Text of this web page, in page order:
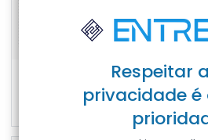
NEON LED L 9.6W 24V 2700K IP67
L96W24V2700KIP67
Ref:
Respeitar
privacidade é